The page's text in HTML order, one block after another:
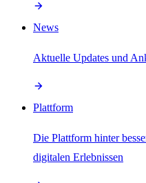
News
Aktuelle Updates und
Plattform
Die Plattform hinter
digitalen Erlebnissen